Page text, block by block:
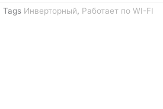
Tags Инверторный, Работает по WI-FI